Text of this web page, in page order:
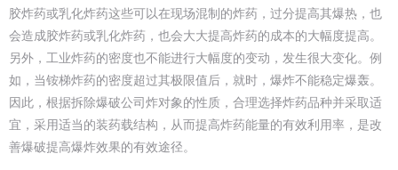
胶炸药或乳化炸药这些可以在现场混制的炸药，过分提高其爆热，也
会造成胶炸药或乳化炸药，也会大大提高炸药的成本的大幅度提高。
另外，工业炸药的密度也不能进行大幅度的变动，发生很大变化。例
如，当铵梯炸药的密度超过其极限值后，就时，爆炸不能稳定爆轰。
因此，根据拆除爆破公司炸对象的性质，合理选择炸药品种并采取适
宜，采用适当的装药载结构，从而提高炸药能量的有效利用率，是改
善爆破提高爆炸效果的有效途径。